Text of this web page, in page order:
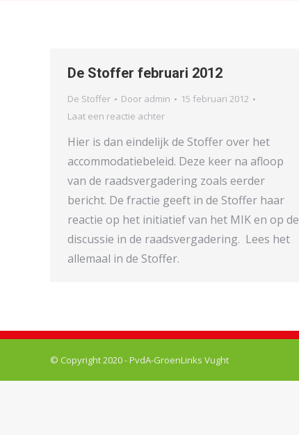
De Stoffer februari 2012
De Stoffer Door admin
15 februari 2012
Laat een reactie achter
Hier is dan eindelijk de Stoffer over het
accommodatiebeleid. Deze keer na afloop
van de raadsvergadering zoals eerder
bericht. De fractie geeft in de Stoffer haar
reactie op het initiatief van het MIK en op de
discussie in de raadsvergadering. Lees het
allemaal in de Stoffer.
© Copyright 2020 - PvdA-GroenLinks Vught